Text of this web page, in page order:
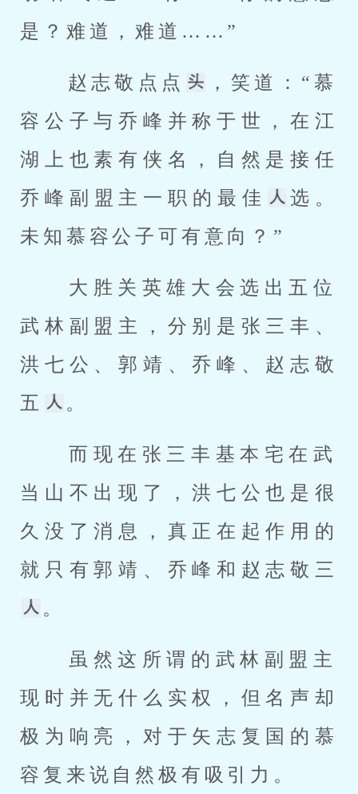
是？难道，难道……”
赵志敬点点
，笑道：“慕
容公子与乔峰并称于世，在江
湖上也素有侠名，自然是接任
乔峰副盟主一职的最佳
选。
未知慕容公子可有意向？”
武林副盟主，分别是张三丰、
洪七公、郭靖、乔峰、赵志敬
五
。
当山不出现了，洪七公也是很
久没了消息，真正在起作用的
就只有郭靖、乔峰和赵志敬三
。
现时并无什么实权，但名声却
极为响亮，对于矢志复国的慕
容复来说自然极有吸引力。